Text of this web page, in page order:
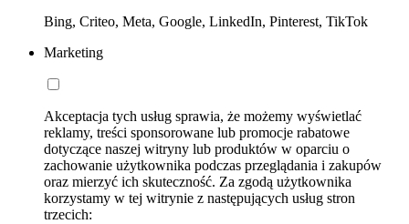
Bing, Criteo, Meta, Google, LinkedIn, Pinterest, TikTok
Marketing
Akceptacja tych usług sprawia, że możemy wyświetlać
reklamy, treści sponsorowane lub promocje rabatowe
dotyczące naszej witryny lub produktów w oparciu o
zachowanie użytkownika podczas przeglądania i zakupów
oraz mierzyć ich skuteczność. Za zgodą użytkownika
korzystamy w tej witrynie z następujących usług stron
trzecich: